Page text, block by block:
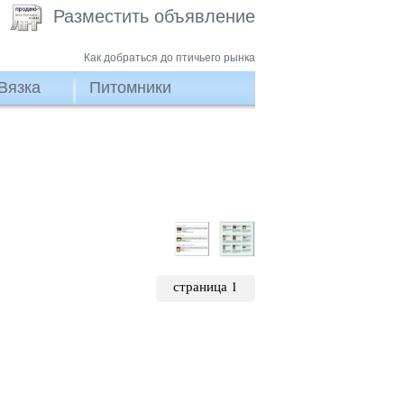
Разместить объявление
Как добраться до птичьего рынка
Питомники
страница 1